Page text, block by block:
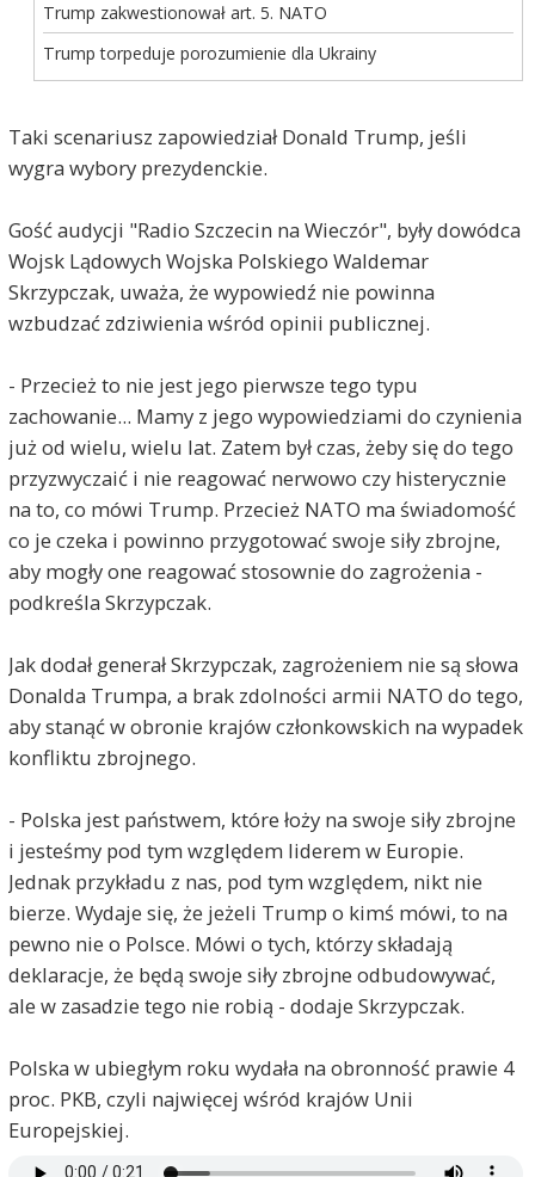
Trump zakwestionował art. 5. NATO
Trump torpeduje porozumienie dla Ukrainy
Taki scenariusz zapowiedział Donald Trump, jeśli
wygra wybory prezydenckie.
Gość audycji "Radio Szczecin na Wieczór", były dowódca
Wojsk Lądowych Wojska Polskiego Waldemar
Skrzypczak, uważa, że wypowiedź nie powinna
wzbudzać zdziwienia wśród opinii publicznej.
- Przecież to nie jest jego pierwsze tego typu
zachowanie... Mamy z jego wypowiedziami do czynienia
już od wielu, wielu lat. Zatem był czas, żeby się do tego
przyzwyczaić i nie reagować nerwowo czy histerycznie
na to, co mówi Trump. Przecież NATO ma świadomość
co je czeka i powinno przygotować swoje siły zbrojne,
aby mogły one reagować stosownie do zagrożenia -
podkreśla Skrzypczak.
Jak dodał generał Skrzypczak, zagrożeniem nie są słowa
Donalda Trumpa, a brak zdolności armii NATO do tego,
aby stanąć w obronie krajów członkowskich na wypadek
konfliktu zbrojnego.
- Polska jest państwem, które łoży na swoje siły zbrojne
i jesteśmy pod tym względem liderem w Europie.
Jednak przykładu z nas, pod tym względem, nikt nie
bierze. Wydaje się, że jeżeli Trump o kimś mówi, to na
pewno nie o Polsce. Mówi o tych, którzy składają
deklaracje, że będą swoje siły zbrojne odbudowywać,
ale w zasadzie tego nie robią - dodaje Skrzypczak.
Polska w ubiegłym roku wydała na obronność prawie 4
proc. PKB, czyli najwięcej wśród krajów Unii
Europejskiej.